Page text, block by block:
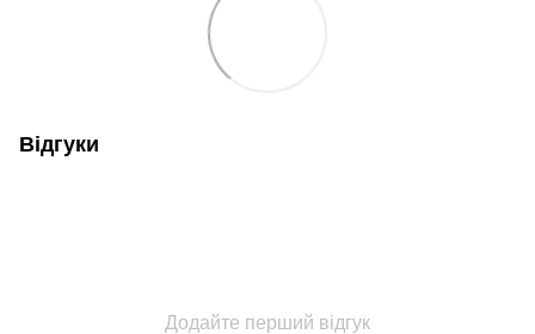
Відгуки
Додайте перший відгук